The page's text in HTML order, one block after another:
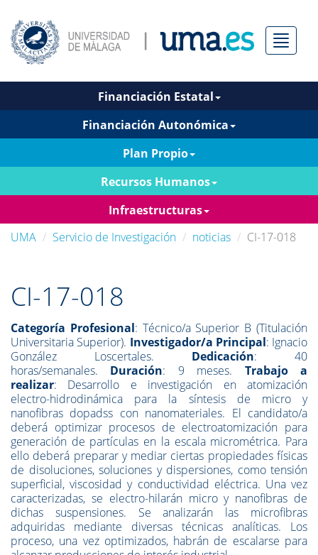
Menú
Financiación Estatal
Financiación Autonómica
Plan Propio
Recursos Humanos
Infraestructuras
UMA
Servicio de Investigación noticias CI-17-018
CI-17-018
Categoría Profesional: Técnico/a Superior B (Titulación
Universitaria Superior). Investigador/a Principal: Ignacio
González Loscertales. Dedicación: 40
horas/semanales. Duración: 9 meses. Trabajo a
realizar: Desarrollo e investigación en atomización
electro-hidrodinámica para la síntesis de micro y
nanofibras dopadss con nanomateriales. El candidato/a
deberá optimizar procesos de electroatomización para
generación de partículas en la escala micrométrica. Para
ello deberá preparar y mediar ciertas propiedades físicas
de disoluciones, soluciones y dispersiones, como tensión
superficial, viscosidad y conductividad eléctrica. Una vez
caracterizadas, se electro-hilarán micro y nanofibras de
dichas suspensiones. Se analizarán las microfibras
adquiridas mediante diversas técnicas analíticas. Los
proceso, una vez optimizados, habrán de escalarse para